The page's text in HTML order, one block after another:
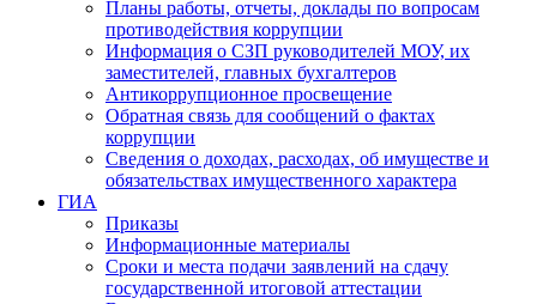
Планы работы, отчеты, доклады по вопросам
противодействия коррупции
Информация о СЗП руководителей МОУ, их
заместителей, главных бухгалтеров
Антикоррупционное просвещение
Обратная связь для сообщений о фактах
коррупции
Сведения о доходах, расходах, об имуществе и
обязательствах имущественного характера
ГИА
Приказы
Информационные материалы
Сроки и места подачи заявлений на сдачу
государственной итоговой аттестации